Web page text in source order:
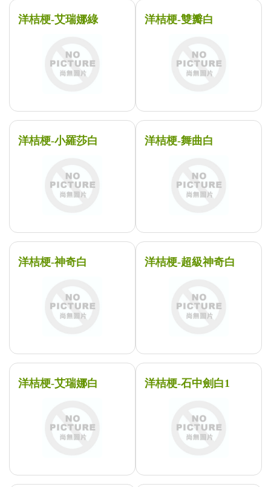
洋桔梗-艾瑞娜綠 洋桔梗-雙瓣白
洋桔梗-小羅莎白 洋桔梗-舞曲白
洋桔梗-神奇白 洋桔梗-超級神奇白
洋桔梗-艾瑞娜白 洋桔梗-石中劍白1